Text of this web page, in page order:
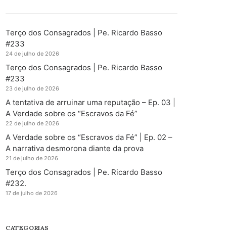
Terço dos Consagrados | Pe. Ricardo Basso
#233
24 de julho de 2026
Terço dos Consagrados | Pe. Ricardo Basso
#233
23 de julho de 2026
A tentativa de arruinar uma reputação – Ep. 03 |
A Verdade sobre os “Escravos da Fé”
22 de julho de 2026
A Verdade sobre os “Escravos da Fé” | Ep. 02 –
A narrativa desmorona diante da prova
21 de julho de 2026
Terço dos Consagrados | Pe. Ricardo Basso
#232.
17 de julho de 2026
CATEGORIAS